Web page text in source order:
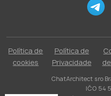
Política de
cookies
Política de
Privacidade
ChatArchitect sro
IČO 54